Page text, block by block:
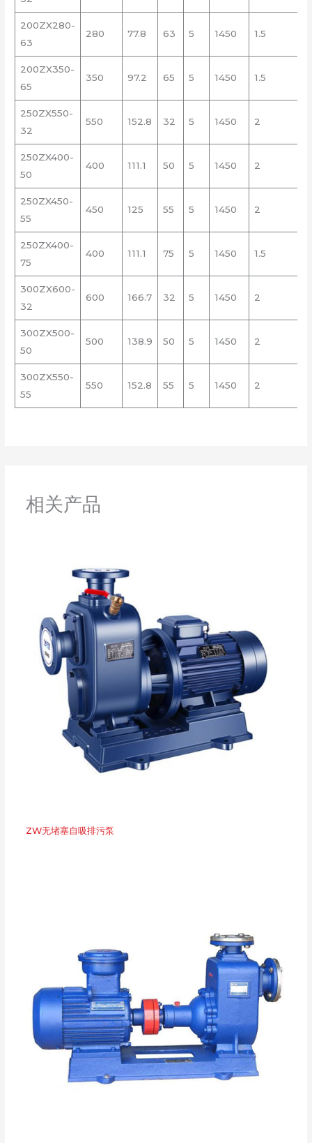
200ZX280-
63
280 77.8 63 5 1450 1.5
200ZX350-
65
350 97.2 65 5 1450 1.5
250ZX550-
32
550 152.8 32 5 1450 2
250ZX400-
50
400 111.1 50 5 1450 2
250ZX450-
55
450 125 55 5 1450 2
250ZX400-
75
400 111.1 75 5 1450 1.5
300ZX600-
32
600 166.7 32 5 1450 2
300ZX500-
50
500 138.9 50 5 1450 2
300ZX550-
55
550 152.8 55 5 1450 2
相关产品
ZW无堵塞自吸排污泵